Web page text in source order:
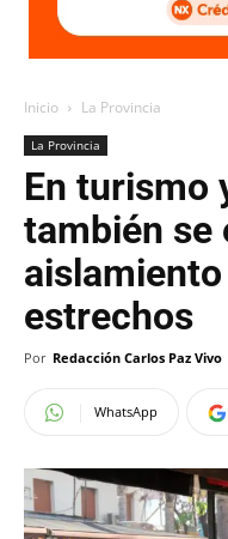
Inicio La Provincia
La Provincia
En turismo
también se
estrechos
Por Redacción Carlos Paz Vivo
WhatsApp